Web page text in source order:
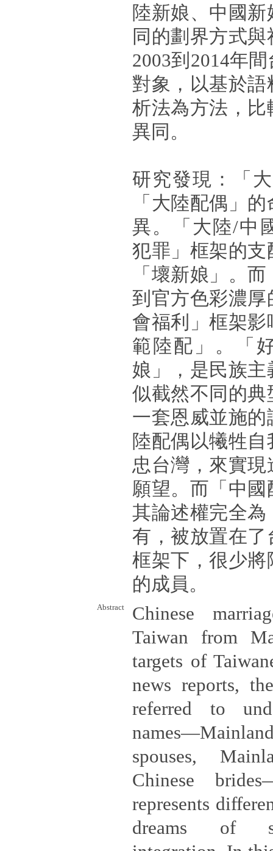
陸新娘、中國
同的劃界方式
2003到2014年
對象，以基於
析法為方法，
異同。
研究發現：「
「大陸配偶」
異。「大陸/中
犯罪」框架的
「壞新娘」。
到官方色彩濃
會福利」框架
範陸配」。「
娘」，是民族
似截然不同的
一套恩威並施
陸配偶以犧牲
忠台灣，來實
願望。而「中
其論述權完全
有，被放置在
框架下，很少
的成員。
Abstract
Chinese
Taiwan from
targets of
news reports,
referred to
spouses,
Chinese
represents
dreams of